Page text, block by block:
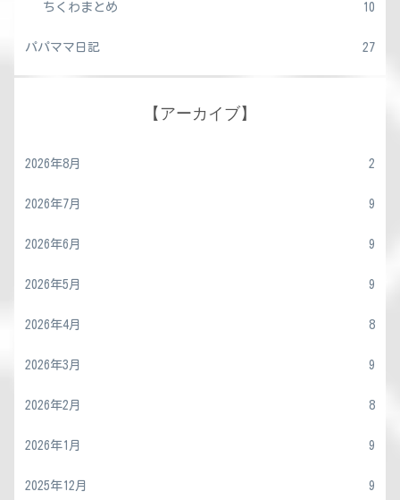
ちくわまとめ 10
パパママ日記 27
【アーカイブ】
2026年8月 2
2026年7月 9
2026年6月 9
2026年5月 9
2026年4月 8
2026年3月 9
2026年2月 8
2026年1月 9
2025年12月 9